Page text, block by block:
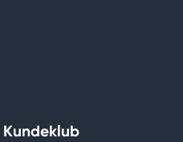
Kundeklub